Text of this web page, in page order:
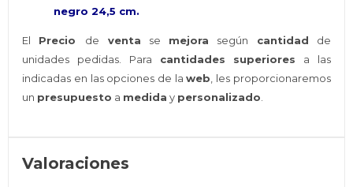
negro 24,5 cm.
El Precio de venta se mejora según cantidad de
unidades pedidas. Para cantidades superiores a las
indicadas en las opciones de laweb, les proporcionaremos
un presupuesto a medida y personalizado.
Valoraciones